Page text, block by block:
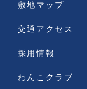
敷地マップ
交通アクセス
採用情報
わんこクラブ